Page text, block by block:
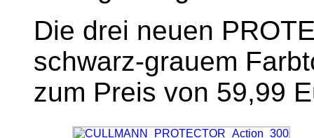
Die drei neuen
schwarz-grauem
zum Preis von 59,99